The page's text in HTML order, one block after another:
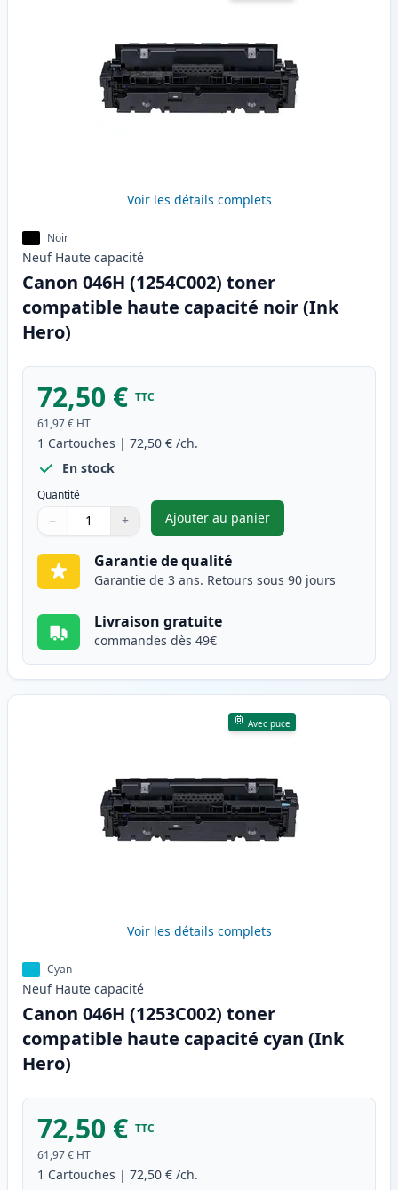
Voir les détails complets
Noir
Neuf Haute capacité
Canon 046H (1254C002) toner
compatible haute capacité noir (Ink
Hero)
72,50 € TTC
61,97 € HT
1 Cartouches | 72,50 € /ch.
En stock
Quantité
Quantité
Utilisez les boutons pour ajuster
− +
Quantité
Ajouter au panier
,Canon 046H (1254C002)
Garantie de qualité
Garantie de 3 ans. Retours sous 90 jours
Livraison gratuite
commandes dès 49€
Avec puce
Voir les détails complets
Cyan
Neuf Haute capacité
Canon 046H (1253C002) toner
compatible haute capacité cyan (Ink
Hero)
72,50 € TTC
61,97 € HT
1 Cartouches | 72,50 € /ch.